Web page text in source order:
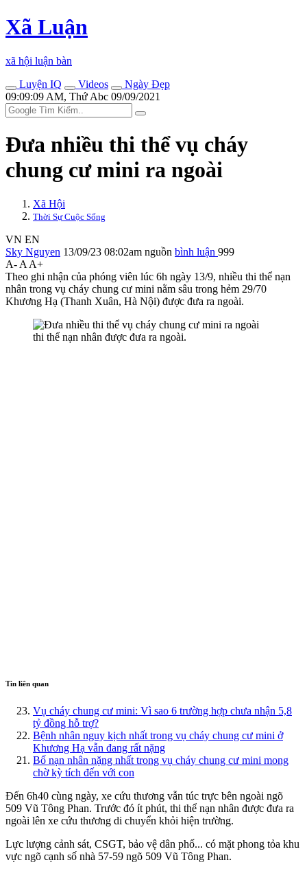
Xã Luận
xã hội luận bàn
Luyện IQ
Videos
Ngày Đẹp
09:09:09 AM, Thứ Abc 09/09/2021
Đưa nhiều th‌i th‌ể vụ cháy
chung cư mini ra ngoài
Xã Hội
Thời Sự Cuộc Sống
VN EN
Sky Nguyen 13/09/23 08:02am nguồn bình luận 999
A- A A+
Theo ghi nhận của phóng viên lúc 6h ngày 13/9, nhiều th‌i th‌ể nạn
nhân trong vụ cháy chung cư mini nằm sâu trong hẻm 29/70
Khương Hạ (Thanh Xuân, Hà Nội) được đưa ra ngoài.
th‌i th‌ể nạn nhân được đưa ra ngoài.
Tin liên quan
Vụ cháy chung cư mini: Vì sao 6 trường hợp chưa nhận 5,8
tỷ đồng hỗ trợ?
Bệnh nhân nguy kịch nhất trong vụ cháy chung cư mini ở
Khương Hạ vẫn đang rất nặng
Bố nạn nhân nặng nhất trong vụ cháy chung cư mini mong
chờ kỳ tích đến với con
Đến 6h40 cùng ngày, xe cứu thương vẫn túc trực bên ngoài ngõ
509 Vũ Tông Phan. Trước đó ít phút, th‌i th‌ể nạn nhân được đưa ra
ngoài lên xe cứu thương di chuyển khỏi hiện trường.
Lực lượng cảnh sát, CSGT, bảo vệ dân phố... có mặt phong tỏa khu
vực ngõ cạnh số nhà 57-59 ngõ 509 Vũ Tông Phan.